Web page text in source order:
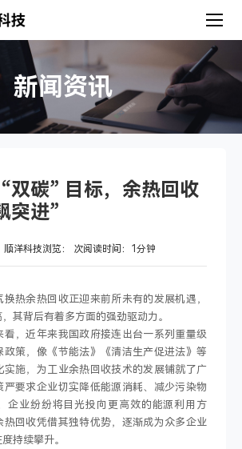
新闻资讯
双碳” 目标，余热回收
突进”
顺洋科技浏览： 次阅读时间：1分钟
余热回收正迎来前所未有的发展机遇，
其背后有着多方面的强劲驱动力。
，近年来我国政府接连出台一系列重量级
政策，像《节能法》《清洁生产促进法》等
实施，为工业余热回收技术的发展铺就了广
严要求企业切实降低能源消耗、减少污染物
企业纷纷将目光投向更高效的能源利用方
热回收凭借其独特优势，逐渐成为众多企业
持续攀升。